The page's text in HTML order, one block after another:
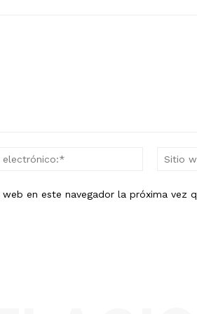
Correo
en este navegador la próxima vez